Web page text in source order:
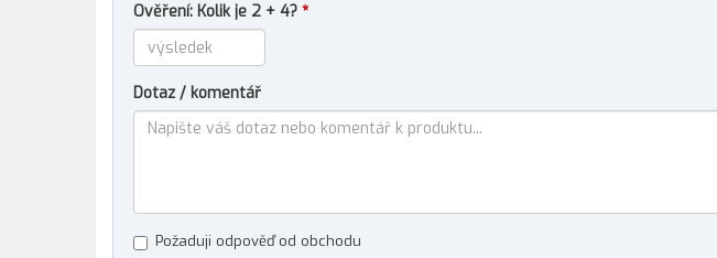
Ověření: Kolik je 2 + 4? *
Dotaz / komentář
Požaduji odpověď od obchodu